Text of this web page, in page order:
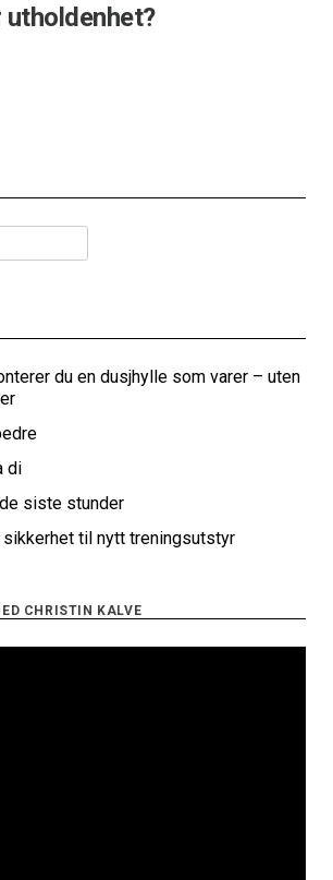
du en dusjhylle som varer – uten
di
siste stunder
sikkerhet til nytt treningsutstyr
CHRISTIN KALVE